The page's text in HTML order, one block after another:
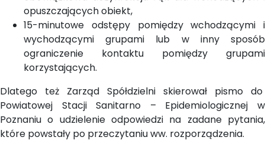
opuszczających obiekt,
15-minutowe odstępy pomiędzy wchodzącymi i
wychodzącymi grupami lub w inny sposób
ograniczenie kontaktu pomiędzy grupami
korzystających.
Dlatego też Zarząd Spółdzielni skierował pismo do
Powiatowej Stacji Sanitarno – Epidemiologicznej w
Poznaniu o udzielenie odpowiedzi na zadane pytania,
które powstały po przeczytaniu ww. rozporządzenia.